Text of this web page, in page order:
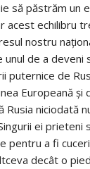
să păstrăm un
acest echilibru
nostru
de a deveni
puternice de
Europeană şi
Rusia niciodată
ei prieteni
pentru a fi
decât o